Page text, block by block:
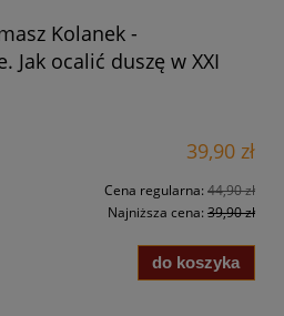
Kolanek -
Jak ocalić duszę w XXI
39,90 zł
Cena regularna: 44,90 zł
Najniższa cena: 39,90 zł
do koszyka